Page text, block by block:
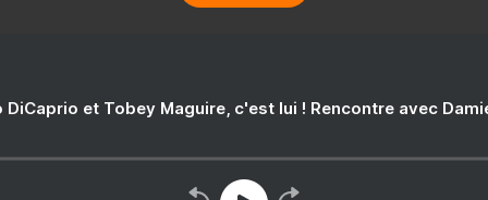
DiCaprio et Tobey Maguire, c'est lui ! Rencontre avec